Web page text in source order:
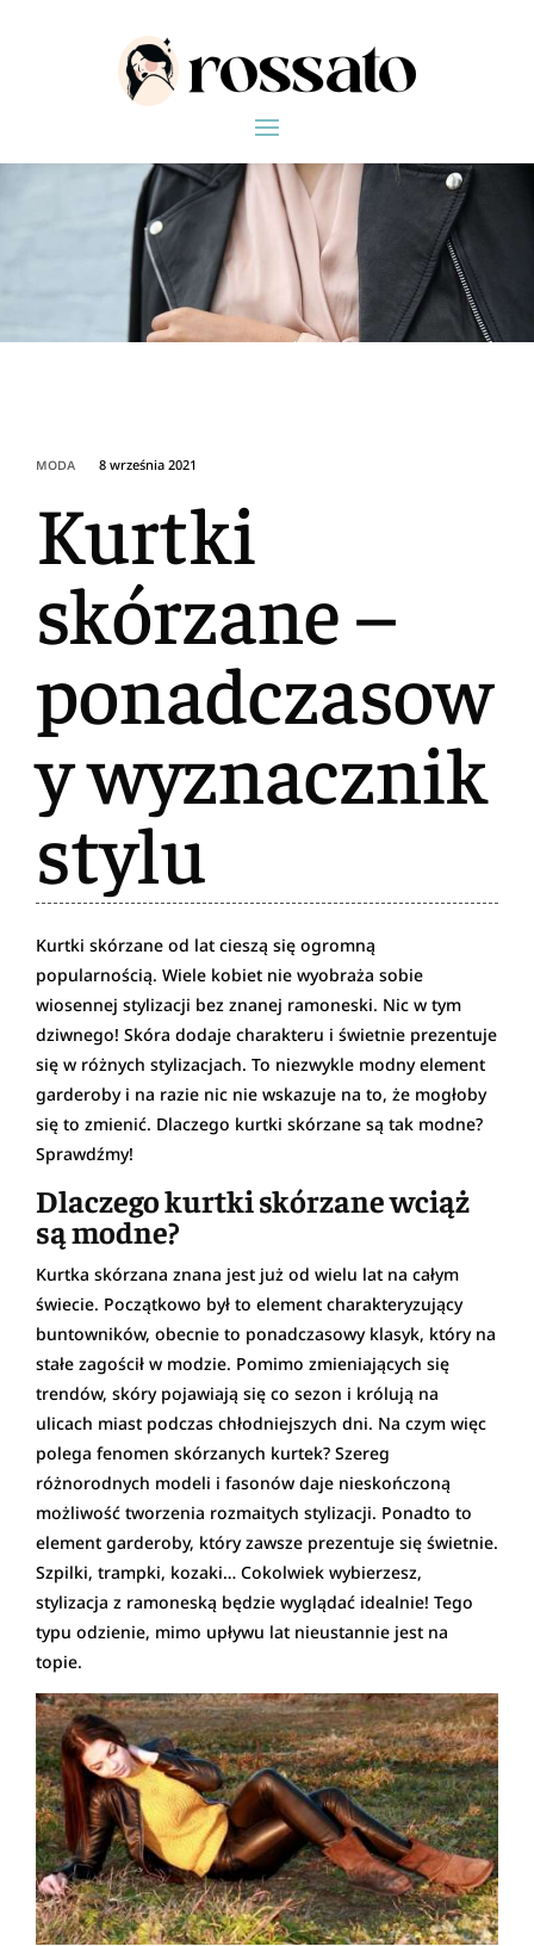
MODA 8 września 2021
Kurtki
skórzane –
ponadczasow
y wyznacznik
stylu
Kurtki skórzane od lat cieszą się ogromną
popularnością. Wiele kobiet nie wyobraża sobie
wiosennej stylizacji bez znanej ramoneski. Nic w tym
dziwnego! Skóra dodaje charakteru i świetnie prezentuje
się w różnych stylizacjach. To niezwykle modny element
garderoby i na razie nic nie wskazuje na to, że mogłoby
się to zmienić. Dlaczego kurtki skórzane są tak modne?
Sprawdźmy!
Dlaczego kurtki skórzane wciąż
są modne?
Kurtka skórzana znana jest już od wielu lat na całym
świecie. Początkowo był to element charakteryzujący
buntowników, obecnie to ponadczasowy klasyk, który na
stałe zagościł w modzie. Pomimo zmieniających się
trendów, skóry pojawiają się co sezon i królują na
ulicach miast podczas chłodniejszych dni. Na czym więc
polega fenomen skórzanych kurtek? Szereg
różnorodnych modeli i fasonów daje nieskończoną
możliwość tworzenia rozmaitych stylizacji. Ponadto to
element garderoby, który zawsze prezentuje się świetnie.
Szpilki, trampki, kozaki… Cokolwiek wybierzesz,
stylizacja z ramoneską będzie wyglądać idealnie! Tego
typu odzienie, mimo upływu lat nieustannie jest na
topie.